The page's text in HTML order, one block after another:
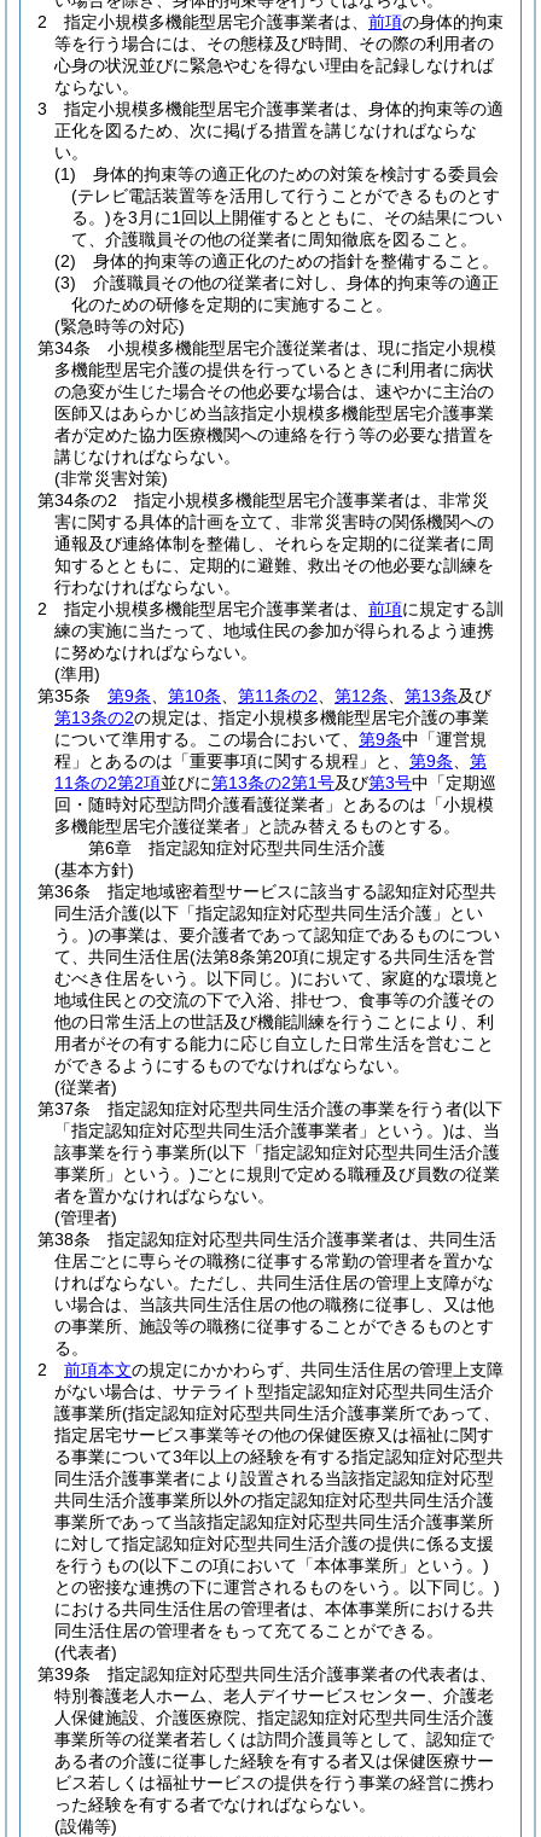
2
指定小規模多機能型居宅介護事業者は、 前項の身体的拘束
等を行う場合には、その態様及び時間、その際の利用者の
心身の状況並びに緊急やむを得ない理由を記録しなければ
ならない。
3
指定小規模多機能型居宅介護事業者は、身体的拘束等の適
正化を図るため、次に掲げる措置を講じなければならな
い。
(1)
身体的拘束等の適正化のための対策を検討する委員会
(テレビ電話装置等を活用して行うことができるものとす
る。)を3月に1回以上開催するとともに、その結果につい
て、介護職員その他の従業者に周知徹底を図ること。
(2)
身体的拘束等の適正化のための指針を整備すること。
(3)
介護職員その他の従業者に対し、身体的拘束等の適正
化のための研修を定期的に実施すること。
(緊急時等の対応)
第34条
小規模多機能型居宅介護従業者は、現に指定小規模
多機能型居宅介護の提供を行っているときに利用者に病状
の急変が生じた場合その他必要な場合は、速やかに主治の
医師又はあらかじめ当該指定小規模多機能型居宅介護事業
者が定めた協力医療機関への連絡を行う等の必要な措置を
講じなければならない。
(非常災害対策)
第34条の2
指定小規模多機能型居宅介護事業者は、非常災
害に関する具体的計画を立て、非常災害時の関係機関への
通報及び連絡体制を整備し、それらを定期的に従業者に周
知するとともに、定期的に避難、救出その他必要な訓練を
行わなければならない。
2
指定小規模多機能型居宅介護事業者は、 前項に規定する訓
練の実施に当たって、地域住民の参加が得られるよう連携
に努めなければならない。
(準用)
第35条
第9条 第10条 第11条の2 第12条 第13条及び
第13条の2の規定は、指定小規模多機能型居宅介護の事業
について準用する。
この場合において、 第9条中「運営規
程」とあるのは「重要事項に関する規程」と、 第9条
第
11条の2第2項並びに第13条の2第1号及び第3号中「定期巡
回・随時対応型訪問介護看護従業者」とあるのは「小規模
多機能型居宅介護従業者」と読み替えるものとする。
第6章
指定認知症対応型共同生活介護
(基本方針)
第36条
指定地域密着型サービスに該当する認知症対応型共
同生活介護(以下「指定認知症対応型共同生活介護」とい
う。)の事業は、要介護者であって認知症であるものについ
て、共同生活住居(法第8条第20項に規定する共同生活を営
むべき住居をいう。以下同じ。)において、家庭的な環境と
地域住民との交流の下で入浴、排せつ、食事等の介護その
他の日常生活上の世話及び機能訓練を行うことにより、利
用者がその有する能力に応じ自立した日常生活を営むこと
ができるようにするものでなければならない。
(従業者)
第37条
指定認知症対応型共同生活介護の事業を行う者(以下
「指定認知症対応型共同生活介護事業者」という。)は、当
該事業を行う事業所(以下「指定認知症対応型共同生活介護
事業所」という。)ごとに規則で定める職種及び員数の従業
者を置かなければならない。
(管理者)
第38条
指定認知症対応型共同生活介護事業者は、共同生活
住居ごとに専らその職務に従事する常勤の管理者を置かな
ければならない。 ただし、共同生活住居の管理上支障がな
い場合は、当該共同生活住居の他の職務に従事し、又は他
の事業所、施設等の職務に従事することができるものとす
る。
2
前項本文の規定にかかわらず、共同生活住居の管理上支障
がない場合は、サテライト型指定認知症対応型共同生活介
護事業所(指定認知症対応型共同生活介護事業所であって、
指定居宅サービス事業等その他の保健医療又は福祉に関す
る事業について3年以上の経験を有する指定認知症対応型共
同生活介護事業者により設置される当該指定認知症対応型
共同生活介護事業所以外の指定認知症対応型共同生活介護
事業所であって当該指定認知症対応型共同生活介護事業所
に対して指定認知症対応型共同生活介護の提供に係る支援
を行うもの(以下この項において「本体事業所」という。)
との密接な連携の下に運営されるものをいう。以下同じ。)
における共同生活住居の管理者は、本体事業所における共
同生活住居の管理者をもって充てることができる。
(代表者)
第39条
指定認知症対応型共同生活介護事業者の代表者は、
特別養護老人ホーム、老人デイサービスセンター、介護老
人保健施設、介護医療院、指定認知症対応型共同生活介護
事業所等の従業者若しくは訪問介護員等として、認知症で
ある者の介護に従事した経験を有する者又は保健医療サー
ビス若しくは福祉サービスの提供を行う事業の経営に携わ
った経験を有する者でなければならない。
(設備等)